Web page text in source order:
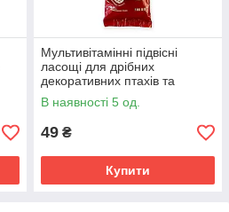
Мультивітамінні підвісні
ласощі для дрібних
декоративних птахів та
хвилястих папуг Priroda
Фієста Колосок 100г,
збалансований
В наявності 5 од.
49 ₴
Купити